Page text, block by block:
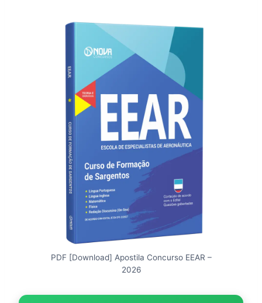
PDF [Download] Apostila Concurso EEAR –
2026